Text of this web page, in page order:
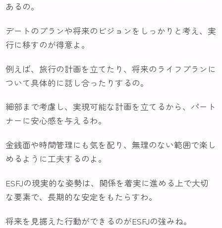
あるの。
デートのプランや将来のビジョンをしっかりと考え、実
行に移すのが得意よ。
例えば、旅行の計画を立てたり、将来のライフプランに
ついて具体的に話し合ったりするの。
細部まで考慮し、実現可能な計画を立てるから、パート
ナーに安心感を与えるわ。
金銭面や時間管理にも気を配り、無理のない範囲で楽し
めるように工夫するのよ。
ESFJの現実的な姿勢は、関係を着実に進める上で大切
な要素で、長期的な安定をもたらすわ。
将来を見据えた行動ができるのがESFJの強みね。